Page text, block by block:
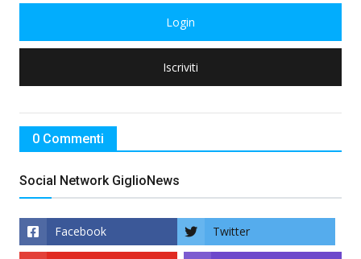
Login
Iscriviti
0 Commenti
Social Network GiglioNews
Facebook Twitter